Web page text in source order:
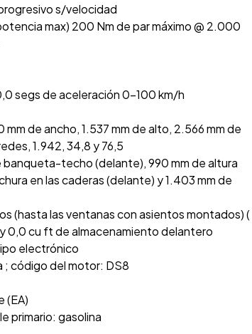
s/velocidad
max) 200 Nm de par máximo @ 2.000
segs de aceleración 0-100 km/h
de ancho, 1.537 mm de alto, 2.566 mm de
1.942, 34,8 y 76,5
banqueta-techo (delante), 990 mm de altura
en las caderas (delante) y 1.403 mm de
(hasta las ventanas con asientos montados) (
0,0 cu ft de almacenamiento delantero
electrónico
; código del motor: DS8
(EA)
primario: gasolina